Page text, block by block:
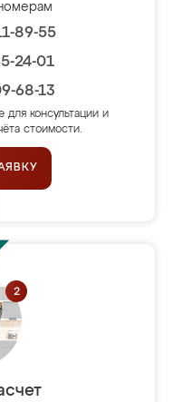
89-55
24-01
68-13
для консультации и
стоимости.